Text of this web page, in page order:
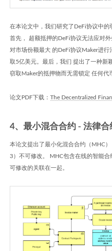
在本论文中，我们研究了DeFi协议中的
首先， 超额抵押的DeFi协议无法应对
对市场份额最大 的DeFi协议Maker进
取5亿美元。最后，我们 提出了一种新
窃取Maker的抵押物而无需锁定 任何代
论文PDF下载： The Decentralized
4、最小混合合约 - 法律
本论文提出了最小化混合合约（MHC
3）不可修改。 MHC包含在线的智能
可修改的关联在一起。